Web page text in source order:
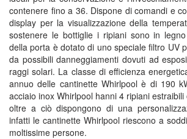
contenere fino a 36. Dispone di comandi e
display per la visualizzazione della
sostenere le bottiglie i ripiani sono in
della porta è dotato di uno speciale filtro UV
da possibili danneggiamenti dovuti ad
raggi solari. La classe di efficienza
annuo delle cantinette Whirlpool è di 190
acciaio inox Whirlpool hanni 4 ripiani
oltre a ciò dispongono di una
infatti le cantinette Whirlpool riescono a
moltissime persone.